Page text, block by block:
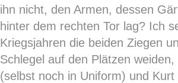
ihn nicht, den Armen, dessen
hinter dem rechten Tor lag? Ich
Kriegsjahren die beiden Ziegen
Schlegel auf den Plätzen
(selbst noch in Uniform) und